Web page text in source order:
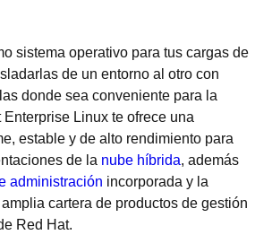
sistema operativo para tus cargas de
de un entorno al otro con
donde sea conveniente para la
Linux te ofrece una
estable y de alto rendimiento para
de la nube híbrida, además
administración incorporada y la
cartera de productos de gestión
Red Hat.